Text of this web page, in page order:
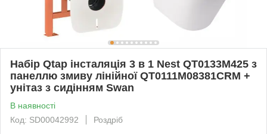
Набір Qtap інсталяція 3 в 1 Nest QT0133M425 з
панеллю змиву лінійної QT0111M08381CRM +
унітаз з сидінням Swan
В наявності
Код: SD00042992
Роздріб